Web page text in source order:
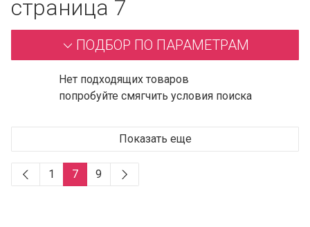
страница 7
ПОДБОР ПО ПАРАМЕТРАМ
Нет подходящих товаров
попробуйте смягчить условия поиска
Показать еще
1 7 9